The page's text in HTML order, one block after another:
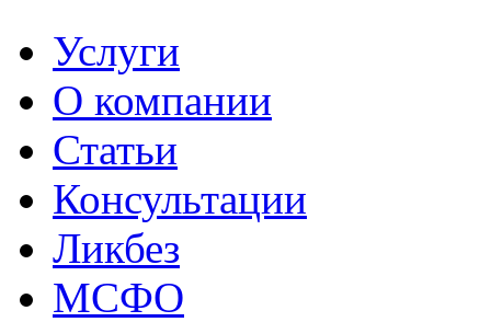
Услуги
О компании
Статьи
Консультации
Ликбез
МСФО